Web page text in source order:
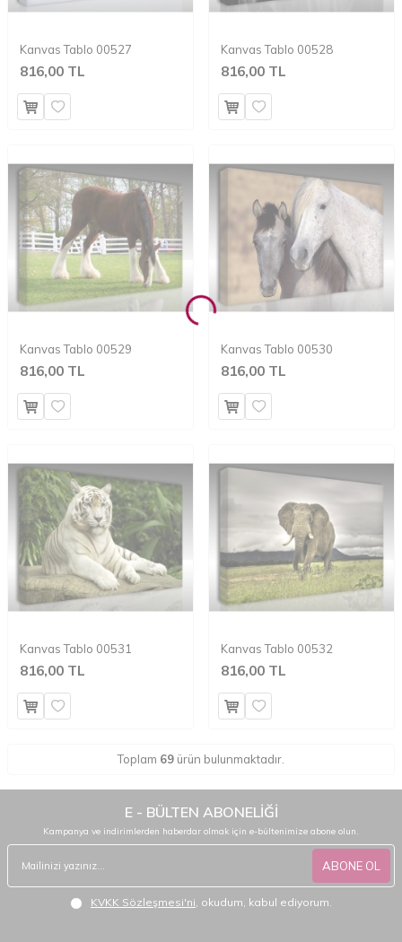
Kanvas Tablo 00527
816,00 TL
Kanvas Tablo 00528
816,00 TL
Kanvas Tablo 00529
816,00 TL
Kanvas Tablo 00530
816,00 TL
Kanvas Tablo 00531
816,00 TL
Kanvas Tablo 00532
816,00 TL
Toplam 69 ürün bulunmaktadır.
E - BÜLTEN ABONELİĞİ
Kampanya ve indirimlerden haberdar olmak için e-bültenimize abone olun.
ABONE OL
KVKK Sözleşmesi'ni, okudum, kabul ediyorum.